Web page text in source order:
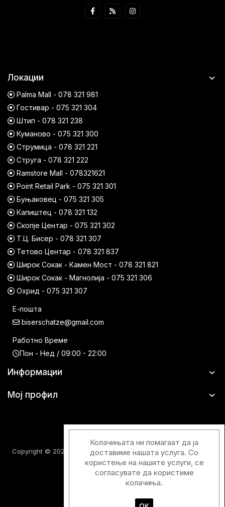
Локации
Palma Mall - 078 321 981
Гостивар - 075 321 304
Штип - 078 321 238
Куманово - 075 321 300
Струмица - 078 321 221
Струга - 078 321 222
Ramstore Mall - 078321621
Point Retail Park - 075 321 301
Буњаковец - 075 321 305
Капиштец - 078 321 132
Скопје Центар - 075 321 302
Т.Ц. Бисер - 078 321 307
Тетово Центар - 078 321 837
Широк Сокак - Камен Мост - 078 321 821
Широк Сокак - Магнолија - 075 321 306
Охрид - 075 321 307
Е-пошта
biserschatze@gmail.com
Работно Време
Пон - Нед / 09:00 - 22:00
Информации
Мој профил
Copyright © 2026 Шатци Парфимерии. Сите права задржани.
Колачињата ни помагаат да ја
доставиме нашата услуга. Со
користење на нашите услуги, се
согласувате да користиме
колачиња.